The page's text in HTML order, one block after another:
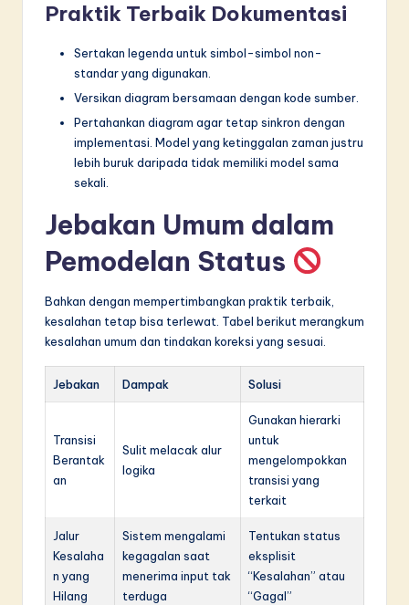
Praktik Terbaik Dokumentasi
Sertakan legenda untuk simbol-simbol non-
standar yang digunakan.
Versikan diagram bersamaan dengan kode sumber.
Pertahankan diagram agar tetap sinkron dengan
implementasi. Model yang ketinggalan zaman justru
lebih buruk daripada tidak memiliki model sama
sekali.
Jebakan Umum dalam
Pemodelan Status
Bahkan dengan mempertimbangkan praktik terbaik,
kesalahan tetap bisa terlewat. Tabel berikut merangkum
kesalahan umum dan tindakan koreksi yang sesuai.
Jebakan Dampak Solusi
Transisi
Berantak
an
Sulit melacak alur
logika
Gunakan hierarki
untuk
mengelompokkan
transisi yang
terkait
Jalur
Kesalaha
n yang
Hilang
Sistem mengalami
kegagalan saat
menerima input tak
terduga
Tentukan status
eksplisit
“Kesalahan” atau
“Gagal”